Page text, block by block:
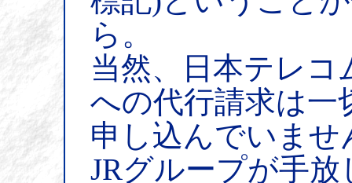
ら。
当然、日本テレコ
への代行請求は一
申し込んでいませ
JRグループが手放